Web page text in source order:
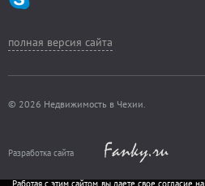
полная версия сайта
© 2026 Недвижимость в Чехии.
Разработка сайта
Работая с этим сайтом, вы даете свое согласие на